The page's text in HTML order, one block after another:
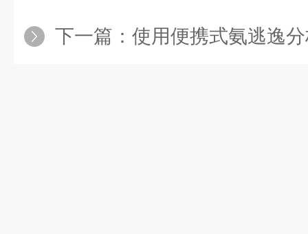
下一篇： 使用便携式氨逃逸分析